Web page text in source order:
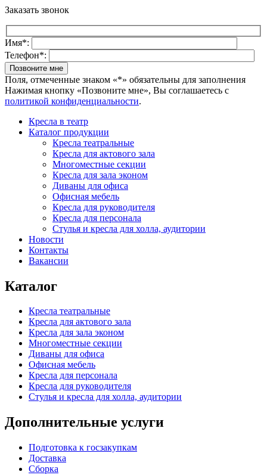
Заказать звонок
Имя*:
Телефон*:
Поля, отмеченные знаком «*» обязательны для заполнения
Нажимая кнопку «Позвоните мне», Вы соглашаетесь с
политикой конфиденциальности.
Кресла в театр
Каталог продукции
Кресла театральные
Кресла для актового зала
Многоместные секции
Кресла для зала эконом
Диваны для офиса
Офисная мебель
Кресла для руководителя
Кресла для персонала
Стулья и кресла для холла, аудитории
Новости
Контакты
Вакансии
Каталог
Кресла театральные
Кресла для актового зала
Кресла для зала эконом
Многоместные секции
Диваны для офиса
Офисная мебель
Кресла для персонала
Кресла для руководителя
Стулья и кресла для холла, аудитории
Дополнительные услуги
Подготовка к госзакупкам
Доставка
Сборка